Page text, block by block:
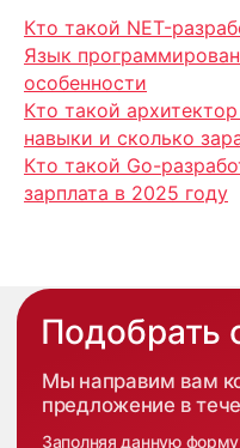
Кто такой NET-
Язык
особенности
Кто такой
навыки и сколько
Кто такой Go-
зарплата в 2025 году
Экспертиза
Цены
Кейсы
Клиенты
Блог
Политика